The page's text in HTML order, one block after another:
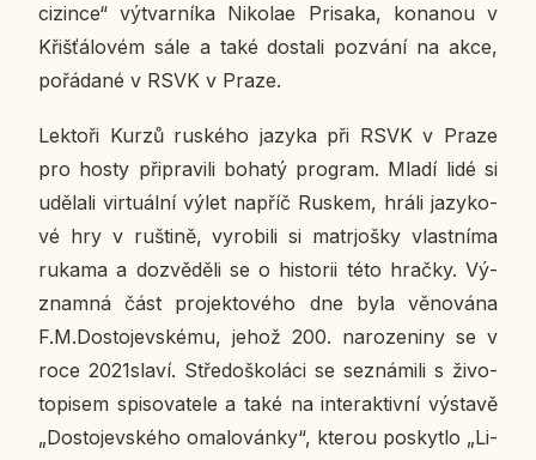
ci­zin­ce“ vý­tvar­ní­ka Ni­ko­lae Pri­saka, ko­na­nou v
Křiš­ťá­lo­vém sále a také do­sta­li po­zvá­ní na akce,
po­řá­da­né v RSVK v Praze.
Lek­to­ři Kurzů rus­ké­ho jazyka při RSVK v Praze
pro hosty při­pra­vi­li bohatý pro­gram. Mladí lidé si
udě­la­li vir­tu­ál­ní výlet napříč Ruskem, hráli ja­zy­ko­
vé hry v ruš­ti­ně, vy­ro­bi­li si ma­t­rjoš­ky vlast­ní­ma
rukama a do­zvě­dě­li se o his­to­rii této hračky. Vý­
znam­ná část pro­jek­to­vé­ho dne byla vě­no­vá­na
F.M.Do­sto­jev­ské­mu, jehož 200. na­ro­ze­ni­ny se v
roce 2021slaví. Stře­do­ško­lá­ci se se­zná­mi­li s ži­vo­
to­pi­sem spi­so­va­te­le a také na in­ter­ak­tiv­ní vý­sta­vě
„Do­sto­jev­ské­ho oma­lo­ván­ky“, kterou po­skyt­lo „Li­